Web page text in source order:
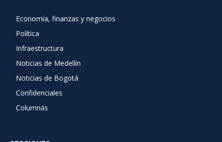
Economía, finanzas y negocios
Política
Infraestructura
Noticias de Medellín
Noticias de Bogotá
Confidenciales
Columnas